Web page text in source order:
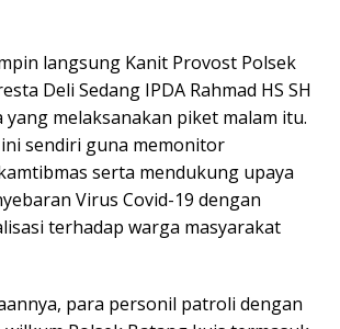
langsung Kanit Provost Polsek
Deli Sedang IPDA Rahmad HS SH
melaksanakan piket malam itu.
sendiri guna memonitor
serta mendukung upaya
Virus Covid-19 dengan
terhadap warga masyarakat
para personil patroli dengan